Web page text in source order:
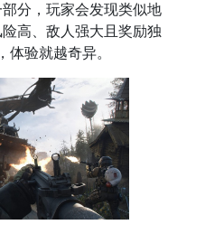
分，玩家会发现类似地
高、敌人强大且奖励独
验就越奇异。